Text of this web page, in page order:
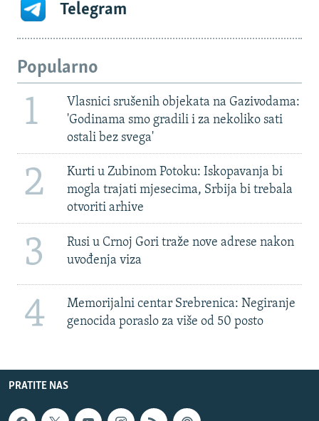
Telegram
Popularno
1
Vlasnici srušenih objekata na Gazivodama:
'Godinama smo gradili i za nekoliko sati
ostali bez svega'
2
Kurti u Zubinom Potoku: Iskopavanja bi
mogla trajati mjesecima, Srbija bi trebala
otvoriti arhive
3
Rusi u Crnoj Gori traže nove adrese nakon
uvođenja viza
4
Memorijalni centar Srebrenica: Negiranje
genocida poraslo za više od 50 posto
PRATITE NAS